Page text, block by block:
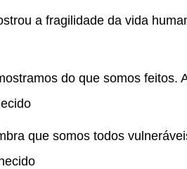
a fragilidade da vida
do que somos feitos.
que somos todos